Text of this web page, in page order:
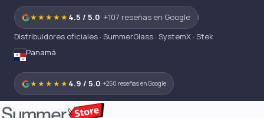
contenido
★★★★★4.5 / 5.0· +107 reseñas en Google
|
Distribuidores oficiales · SummerGlass · SystemX · Stek
Panamá
★★★★★4.9 / 5.0· +250 reseñas en Google